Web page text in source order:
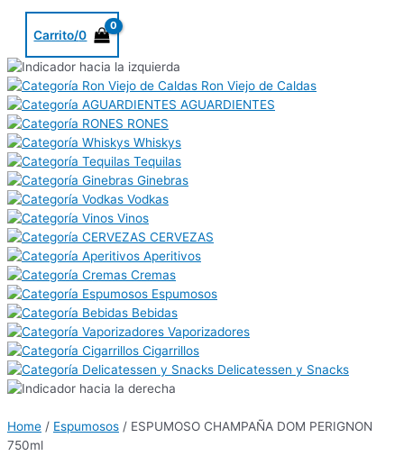
Carrito/0
Ron Viejo de Caldas
AGUARDIENTES
RONES
Whiskys
Tequilas
Ginebras
Vodkas
Vinos
CERVEZAS
Aperitivos
Cremas
Espumosos
Bebidas
Vaporizadores
Cigarrillos
Delicatessen y Snacks
Home / Espumosos / ESPUMOSO CHAMPAÑA DOM PERIGNON
750ml